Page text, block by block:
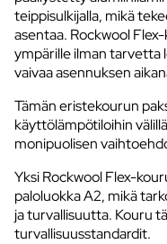
teippisulkijalla, mikä
asentaa. Rockwool
ympärille ilman tarvetta
vaivaa asennuksen
Tämän eristekourun
käyttölämpötiloihin
monipuolisen
Yksi Rockwool Flex-
paloluokka A2, mikä
ja turvallisuutta. Kouru
turvallisuusstandardit.